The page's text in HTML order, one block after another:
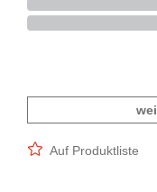
Auf Produktliste